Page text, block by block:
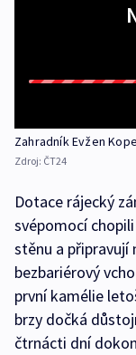
Zahradník Evžen
Zdroj: ČT24
Dotace rájecký
svépomocí
stěnu a připravují
bezbariérový
první kamélie
brzy dočká
čtrnácti dní